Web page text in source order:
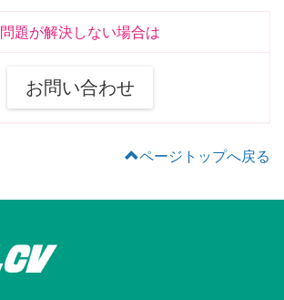
問題が解決しない場合は
お問い合わせ
ページトップへ戻る